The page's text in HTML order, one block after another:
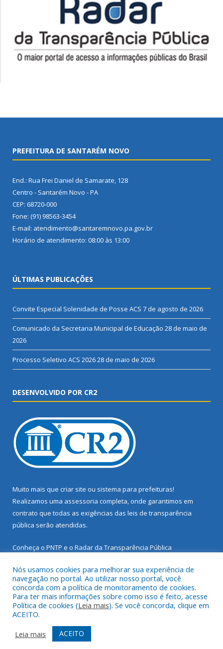
PREFEITURA DE SANTARÉM NOVO
End.: Rua Frei Daniel de Samarate, 128
Centro - Santarém Novo - PA
CEP: 68720-000
Fone: (91) 98563-3454
E-mail: atendimento@santaremnovo.pa.gov.br
Horário de atendimento: 08:00 às 13:00
ÚLTIMAS PUBLICAÇÕES
Convite Especial Solenidade de Posse ACS 7 de agosto de 2026
Comunicado da Secretaria Municipal de Educação 28 de maio de
2026
Processo Seletivo ACS 202628 de maio de 2026
DESENVOLVIDO POR CR2
Muito mais que criar site ou sistema para prefeituras!
Realizamos uma assessoria completa, onde garantimos em
contrato que todas as exigências das leis de transparência
pública serão atendidas.
Conheça o PNTP e o Radar da Transparência Pública
Todos os direitos reservados a Prefeitura Municipal de Santarém
Novo.
Mapa do Site
Acessar Área Administrativa
Acessar Webmail
Nós usamos cookies para melhorar sua experiência de
navegação no portal. Ao utilizar nosso portal, você
concorda com a política de monitoramento de cookies.
Para ter mais informações sobre como isso é feito, acesse
Política de cookies (Leia mais). Se você concorda, clique em
ACEITO.
Leia mais
ACEITO